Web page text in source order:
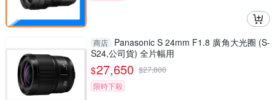
商店
Panasonic S 24mm F1.8 廣角大光圈 (S-
S24,公司貨) 全片幅用
$27,650 $27,800
限時下殺